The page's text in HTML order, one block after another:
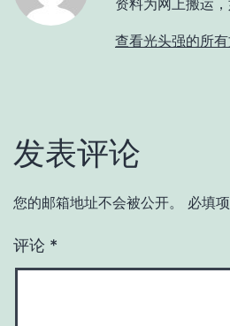
资料为网上搬运
查看光头强的所有
发表评论
您的邮箱地址不会被公开。 必填
评论 *